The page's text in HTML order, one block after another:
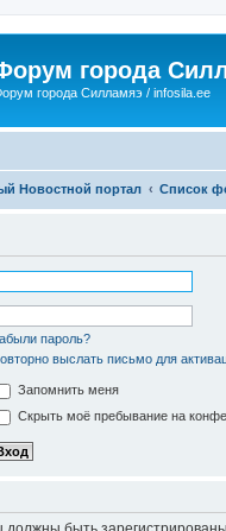
города
города Силламяэ / infosila.ee
Новостной портал Список
пароль?
выслать письмо для
Запомнить меня
Скрыть моё пребывание на